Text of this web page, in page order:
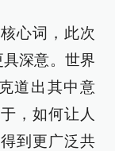
心词，此次
具深意。世界
道出其中意
，如何让人
到更广泛共